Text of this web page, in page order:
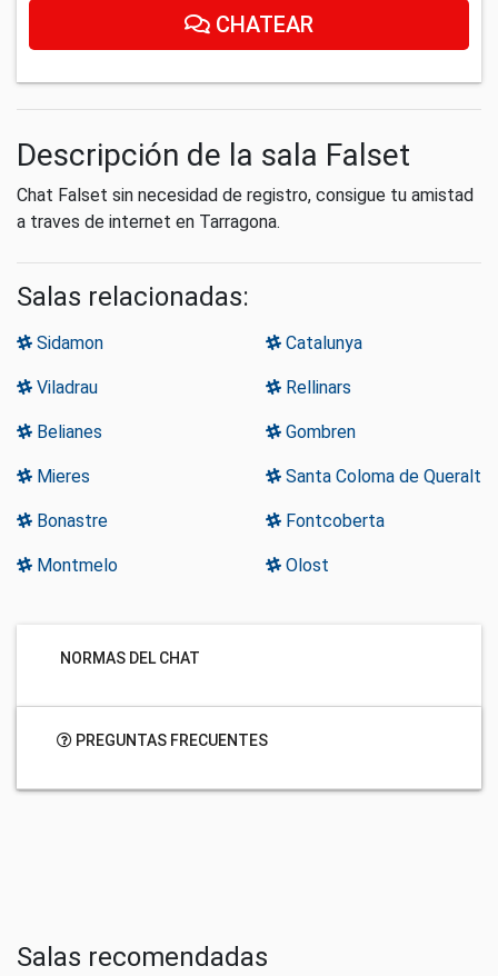
CHATEAR
Descripción de la sala Falset
Chat Falset sin necesidad de registro, consigue tu amistad
a traves de internet en Tarragona.
Salas relacionadas:
Sidamon Catalunya
Viladrau Rellinars
Belianes Gombren
Mieres Santa Coloma de Queralt
Bonastre Fontcoberta
Montmelo Olost
NORMAS DEL CHAT
PREGUNTAS FRECUENTES
Salas recomendadas